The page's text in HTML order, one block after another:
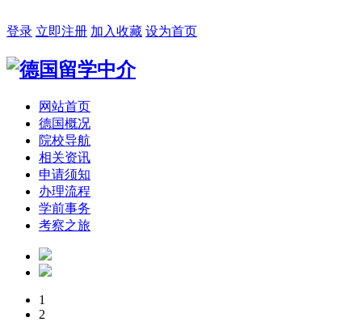
登录 立即注册 加入收藏 设为首页
网站首页
德国概况
院校导航
相关资讯
申请须知
办理流程
学前事务
考察之旅
1
2